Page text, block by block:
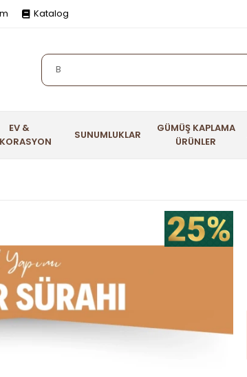
Katalog
EV &
SUNUMLUKLAR
GÜMÜŞ KAPLAMA
ÜRÜNLER